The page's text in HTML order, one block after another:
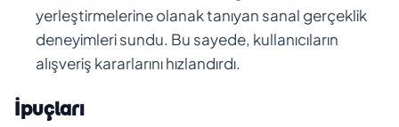
yerleştirmelerine olanak tanıyan sanal gerçeklik
deneyimleri sundu. Bu sayede, kullanıcıların
alışveriş kararlarını hızlandırdı.
İpuçları